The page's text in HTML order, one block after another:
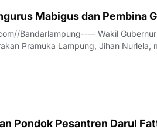
Mabigus dan Pembina
Bandarlampung---– Wakil
Pramuka Lampung, Jihan Nurlela,
untuk memperkuat pendidikan
Pondok Pesantren Darul